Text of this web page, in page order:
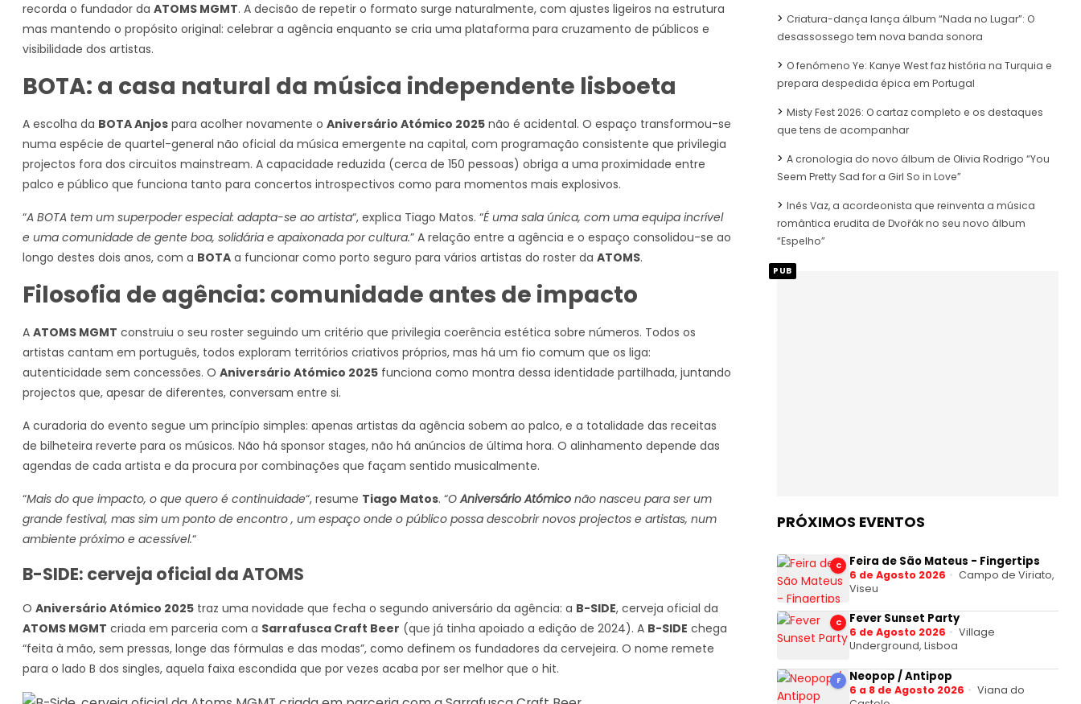
recorda o fundador da ATOMS MGMT. A decisão de repetir o formato surge naturalmente, com ajustes ligeiros na estrutura
mas mantendo o propósito original: celebrar a agência enquanto se cria uma plataforma para cruzamento de públicos e
visibilidade dos artistas.
BOTA: a casa natural da música independente lisboeta
A escolha da BOTA Anjos para acolher novamente o Aniversário Atómico 2025 não é acidental. O espaço transformou-se
numa espécie de quartel-general não oficial da música emergente na capital, com programação consistente que privilegia
projectos fora dos circuitos mainstream. A capacidade reduzida (cerca de 150 pessoas) obriga a uma proximidade entre
palco e público que funciona tanto para concertos introspectivos como para momentos mais explosivos.
“A BOTA tem um superpoder especial: adapta-se ao artista“, explica Tiago Matos. “É uma sala única, com uma equipa incrível
e uma comunidade de gente boa, solidária e apaixonada por cultura.” A relação entre a agência e o espaço consolidou-se ao
longo destes dois anos, com a BOTA a funcionar como porto seguro para vários artistas do roster da ATOMS.
Filosofia de agência: comunidade antes de impacto
A ATOMS MGMT construiu o seu roster seguindo um critério que privilegia coerência estética sobre números. Todos os
artistas cantam em português, todos exploram territórios criativos próprios, mas há um fio comum que os liga:
autenticidade sem concessões. O Aniversário Atómico 2025 funciona como montra dessa identidade partilhada, juntando
projectos que, apesar de diferentes, conversam entre si.
A curadoria do evento segue um princípio simples: apenas artistas da agência sobem ao palco, e a totalidade das receitas
de bilheteira reverte para os músicos. Não há sponsor stages, não há anúncios de última hora. O alinhamento depende das
agendas de cada artista e da procura por combinações que façam sentido musicalmente.
“Mais do que impacto, o que quero é continuidade“, resume Tiago Matos. “OAniversário Atómico não nasceu para ser um
grande festival, mas sim um ponto de encontro , um espaço onde o público possa descobrir novos projectos e artistas, num
ambiente próximo e acessível.“
B-SIDE: cerveja oficial da ATOMS
O Aniversário Atómico 2025 traz uma novidade que fecha o segundo aniversário da agência: a B-SIDE, cerveja oficial da
ATOMS MGMT criada em parceria com a Sarrafusca Craft Beer (que já tinha apoiado a edição de 2024). A B-SIDE chega
“feita à mão, sem pressas, longe das fórmulas e das modas”, como definem os fundadores da cervejeira. O nome remete
para o lado B dos singles, aquela faixa escondida que por vezes acaba por ser melhor que o hit.
Criatura-dança lança álbum “Nada no Lugar”: O
desassossego tem nova banda sonora
O fenómeno Ye: Kanye West faz história na Turquia e
prepara despedida épica em Portugal
Misty Fest 2026: O cartaz completo e os destaques
que tens de acompanhar
A cronologia do novo álbum de Olivia Rodrigo “You
Seem Pretty Sad for a Girl So in Love”
Inês Vaz, a acordeonista que reinventa a música
romântica erudita de Dvořák no seu novo álbum
“Espelho”
PUB
PRÓXIMOS EVENTOS
C Feira de São Mateus - Fingertips
6 de Agosto 2026
Campo de Viriato,
Viseu
C Fever Sunset Party
6 de Agosto 2026
Village
Underground, Lisboa
F Neopop / Antipop
6 a 8 de Agosto 2026
Viana do